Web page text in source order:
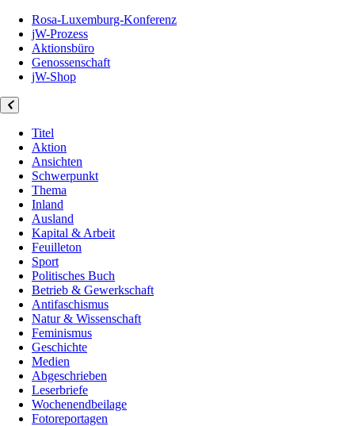
Rosa-Luxemburg-Konferenz
jW-Prozess
Aktionsbüro
Genossenschaft
jW-Shop
Titel
Aktion
Ansichten
Schwerpunkt
Thema
Inland
Ausland
Kapital & Arbeit
Feuilleton
Sport
Politisches Buch
Betrieb & Gewerkschaft
Antifaschismus
Natur & Wissenschaft
Feminismus
Geschichte
Medien
Abgeschrieben
Leserbriefe
Wochenendbeilage
Fotoreportagen